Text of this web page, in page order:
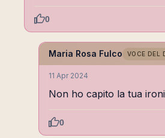
0
Maria Rosa Fulco VOCE DEL
11 Apr 2024
Non ho capito la tua
0